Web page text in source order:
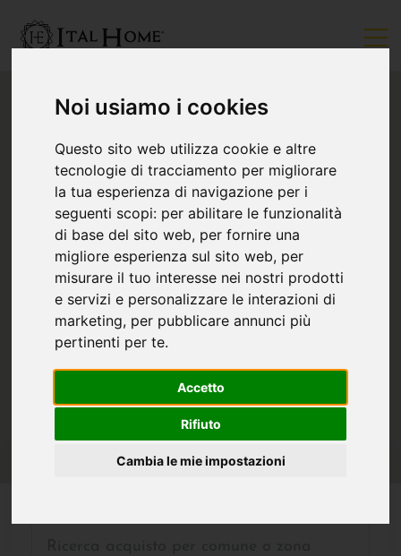
Noi usiamo i cookies
Questo sito web utilizza cookie e altre
tecnologie di tracciamento per migliorare
la tua esperienza di navigazione per i
seguenti scopi: per abilitare le funzionalità
di base del sito web, per fornire una
migliore esperienza sul sito web, per
misurare il tuo interesse nei nostri prodotti
e servizi e personalizzare le interazioni di
marketing, per pubblicare annunci più
pertinenti per te.
Accetto
Rifiuto
Cambia le mie impostazioni